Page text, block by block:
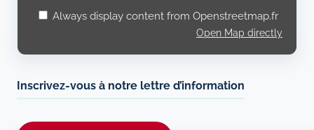
Always display content from Openstreetmap.fr
Open Map directly
Inscrivez-vous à notre lettre d’information